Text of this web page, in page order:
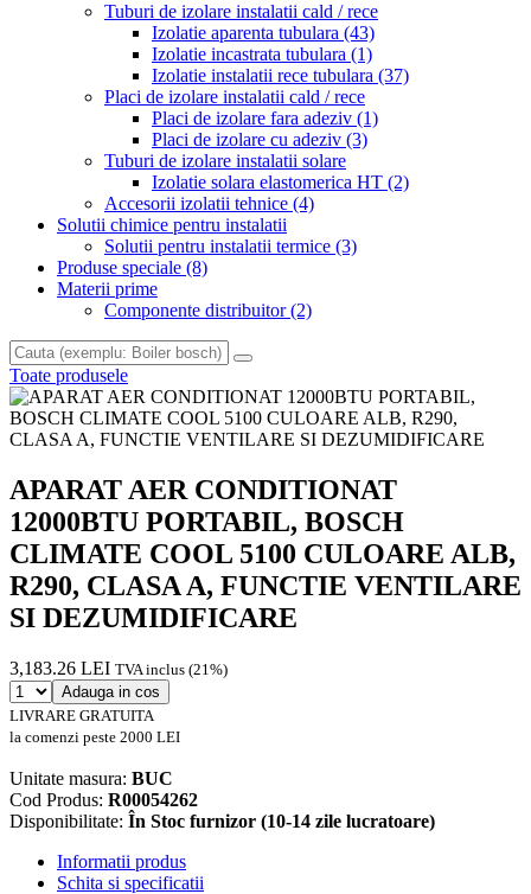
Tuburi de izolare instalatii cald / rece
Izolatie aparenta tubulara (43)
Izolatie incastrata tubulara (1)
Izolatie instalatii rece tubulara (37)
Placi de izolare instalatii cald / rece
Placi de izolare fara adeziv (1)
Placi de izolare cu adeziv (3)
Tuburi de izolare instalatii solare
Izolatie solara elastomerica HT (2)
Accesorii izolatii tehnice (4)
Solutii chimice pentru instalatii
Solutii pentru instalatii termice (3)
Produse speciale (8)
Materii prime
Componente distribuitor(2)
Toate produsele
APARAT AER CONDITIONAT
12000BTU PORTABIL, BOSCH
CLIMATE COOL 5100 CULOARE ALB,
R290, CLASA A, FUNCTIE VENTILARE
SI DEZUMIDIFICARE
3,183.26 LEI TVA inclus (21%)
Adauga in cos
LIVRARE GRATUITA
la comenzi peste 2000 LEI
Unitate masura: BUC
Cod Produs: R00054262
Disponibilitate: În Stoc furnizor (10-14 zile lucratoare)
Informatii produs
Schita si specificatii